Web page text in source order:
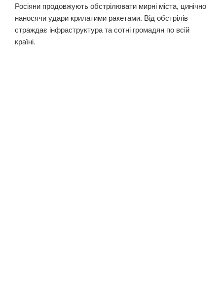
Росіяни продовжують обстрілювати мирні міста, цинічно
наносячи удари крилатими ракетами. Від обстрілів
страждає інфраструктура та сотні громадян по всій
країні.